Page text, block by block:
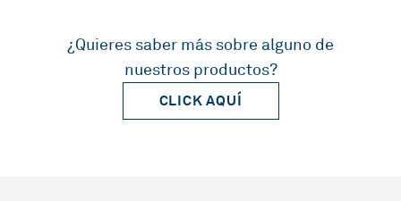
¿Quieres saber más sobre alguno de
nuestros productos?
CLICK AQUÍ